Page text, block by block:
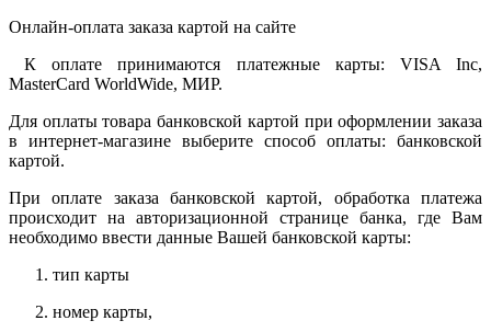
Онлайн-оплата заказа картой на сайте
К оплате принимаются платежные карты: VISA Inc,
MasterCard WorldWide, МИР.
Для оплаты товара банковской картой при оформлении заказа
в интернет-магазине выберите способ оплаты: банковской
картой.
При оплате заказа банковской картой, обработка платежа
происходит на авторизационной странице банка, где Вам
необходимо ввести данные Вашей банковской карты:
тип карты
номер карты,